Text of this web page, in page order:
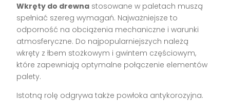
Wkręty do drewna stosowane w paletach muszą
spełniać szereg wymagań. Najważniejsze to
odporność na obciążenia mechaniczne i warunki
atmosferyczne. Do najpopularniejszych należą
wkręty z łbem stożkowym i gwintem częściowym,
które zapewniają optymalne połączenie elementów
palety.
Istotną rolę odgrywa także powłoka antykorozyjna.